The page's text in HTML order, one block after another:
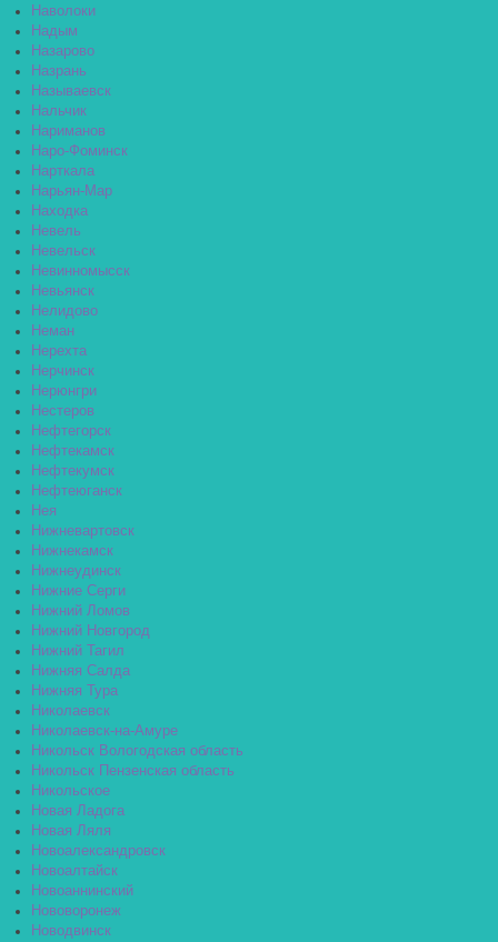
Наволоки
Надым
Назарово
Назрань
Называевск
Нальчик
Нариманов
Наро-Фоминск
Нарткала
Нарьян-Мар
Находка
Невель
Невельск
Невинномысск
Невьянск
Нелидово
Неман
Нерехта
Нерчинск
Нерюнгри
Нестеров
Нефтегорск
Нефтекамск
Нефтекумск
Нефтеюганск
Нея
Нижневартовск
Нижнекамск
Нижнеудинск
Нижние Серги
Нижний Ломов
Нижний Новгород
Нижний Тагил
Нижняя Салда
Нижняя Тура
Николаевск
Николаевск-на-Амуре
Никольск Вологодская область
Никольск Пензенская область
Никольское
Новая Ладога
Новая Ляля
Новоалександровск
Новоалтайск
Новоаннинский
Нововоронеж
Новодвинск